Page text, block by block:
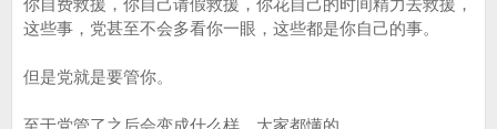
你自费救援，你自己请假救援，你花自己的时间精力去救援，
这些事，党甚至不会多看你一眼，这些都是你自己的事。
但是党就是要管你。
至于党管了之后会变成什么样，大家都懂的。